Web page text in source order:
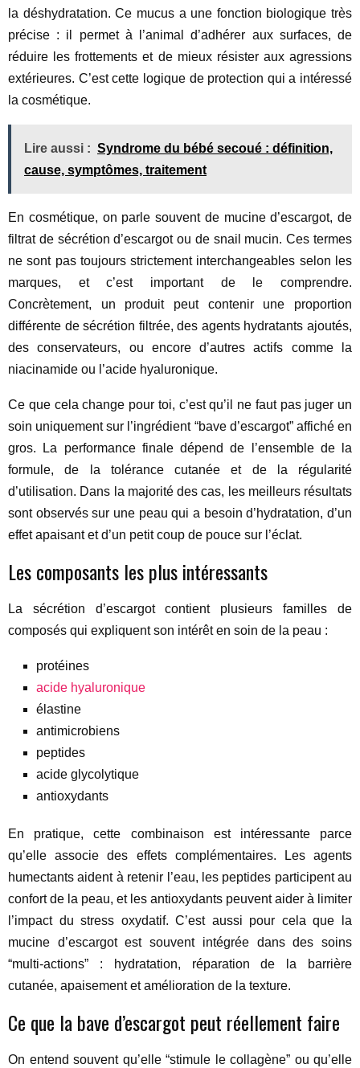
la déshydratation. Ce mucus a une fonction biologique très
précise : il permet à l’animal d’adhérer aux surfaces, de
réduire les frottements et de mieux résister aux agressions
extérieures. C’est cette logique de protection qui a intéressé
la cosmétique.
Lire aussi : Syndrome du bébé secoué : définition,
cause, symptômes, traitement
En cosmétique, on parle souvent de mucine d’escargot, de
filtrat de sécrétion d’escargot ou de snail mucin. Ces termes
ne sont pas toujours strictement interchangeables selon les
marques, et c’est important de le comprendre.
Concrètement, un produit peut contenir une proportion
différente de sécrétion filtrée, des agents hydratants ajoutés,
des conservateurs, ou encore d’autres actifs comme la
niacinamide ou l’acide hyaluronique.
Ce que cela change pour toi, c’est qu’il ne faut pas juger un
soin uniquement sur l’ingrédient “bave d’escargot” affiché en
gros. La performance finale dépend de l’ensemble de la
formule, de la tolérance cutanée et de la régularité
d’utilisation. Dans la majorité des cas, les meilleurs résultats
sont observés sur une peau qui a besoin d’hydratation, d’un
effet apaisant et d’un petit coup de pouce sur l’éclat.
Les composants les plus intéressants
La sécrétion d’escargot contient plusieurs familles de
composés qui expliquent son intérêt en soin de la peau :
protéines
acide hyaluronique
élastine
antimicrobiens
peptides
acide glycolytique
antioxydants
En pratique, cette combinaison est intéressante parce
qu’elle associe des effets complémentaires. Les agents
humectants aident à retenir l’eau, les peptides participent au
confort de la peau, et les antioxydants peuvent aider à limiter
l’impact du stress oxydatif. C’est aussi pour cela que la
mucine d’escargot est souvent intégrée dans des soins
“multi-actions” : hydratation, réparation de la barrière
cutanée, apaisement et amélioration de la texture.
Ce que la bave d’escargot peut réellement faire
On entend souvent qu’elle “stimule le collagène” ou qu’elle